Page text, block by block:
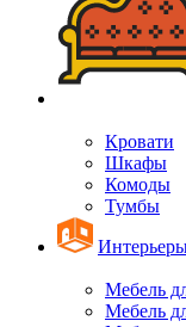
Кровати
Шкафы
Комоды
Тумбы
Мебель
Мебель